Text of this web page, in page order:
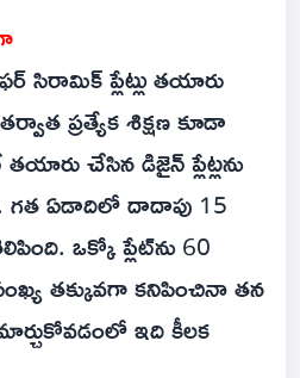
సిరామిక్ ప్లేట్లు తయారు
ప్రత్యేక శిక్షణ కూడా
తయారు చేసిన డిజైన్ ప్లేట్లను
గత ఏడాదిలో దాదాపు 15
ఒక్కో ప్లేట్‌ను 60
తక్కువగా కనిపించినా తన
ఇది కీలక